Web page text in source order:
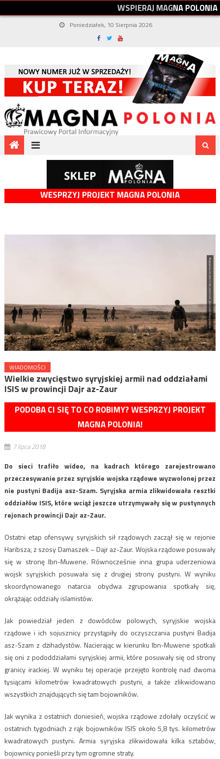
WSPIERAJMAGNAPOLONIA
Poniedziałek, 10 Sierpnia 2026
WESPRZYJ PROJEKT MAGNA POLONIA
WIADOMOŚCI
Wielkie zwycięstwo syryjskiej armii nad oddziałami
ISIS w prowincji Dajr az-Zaur
PODOBA CI SIĘ TO CO ROBIMY? WESPRZYJ PROJEKT
MAGNA POLONIA!
7 lipca 2018
Do sieci trafiło wideo, na kadrach którego zarejestrowano
przeczesywanie przez syryjskie wojska rządowe wyzwolonej przez
nie pustyni Badija asz-Szam. Syryjska armia zlikwidowała resztki
oddziałów ISIS, które wciąż jeszcze utrzymywały się w pustynnych
rejonach prowincji Dajr az-Zaur.
Ostatni etap ofensywy syryjskich sił rządowych zaczął się w rejonie
Haribsza, z szosy Damaszek – Dajr az-Zaur. Wojska rządowe posuwały
się w stronę Ibn-Muwene. Równocześnie inna grupa uderzeniowa
wojsk syryjskich posuwała się z drugiej strony pustyni. W wyniku
skoordynowanego natarcia obydwa zgrupowania spotkały się,
okrążając oddziały islamistów.
Jak powiedział jeden z dowódców polowych, syryjskie wojska
rządowe i ich sojusznicy przystąpiły do oczyszczania pustyni Badija
asz-Szam z dżihadystów. Nacierając w kierunku Ibn-Muwene spotkali
się oni z pododdziałami syryjskiej armii, które posuwały się od strony
granicy irackiej. W wyniku tej operacje przejęto kontrolę nad dwoma
tysiącami kilometrów kwadratowych pustyni, a także zlikwidowano
wszystkich znajdujących się tam bojowników.
Jak wynika z ostatnich doniesień, wojska rządowe zdołały oczyścić w
ostatnich tygodniach z rąk bojowników ISIS około 5,8 tys. kilometrów
kwadratowych pustyni. Armia syryjska zlikwidowała kilka sztabów,
bojownicy ponieśli przy tym ogromne straty.